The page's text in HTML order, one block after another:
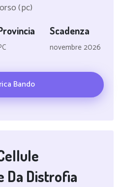
(pc)
Scadenza
novembre 2026
Bando
Da Distrofia